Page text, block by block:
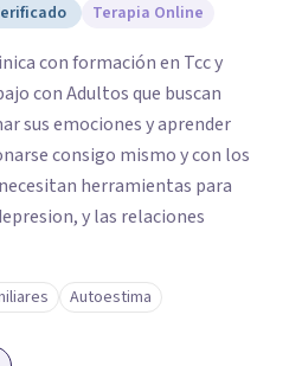
Terapia Online
con formación en Tcc y
con Adultos que buscan
sus emociones y aprender
consigo mismo y con los
herramientas para
y las relaciones
Autoestima